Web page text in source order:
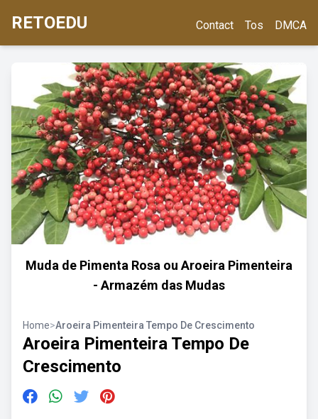
RETOEDU Contact Tos DMCA
Muda de Pimenta Rosa ou Aroeira Pimenteira
- Armazém das Mudas
Home>Aroeira Pimenteira Tempo De Crescimento
Aroeira Pimenteira Tempo De
Crescimento